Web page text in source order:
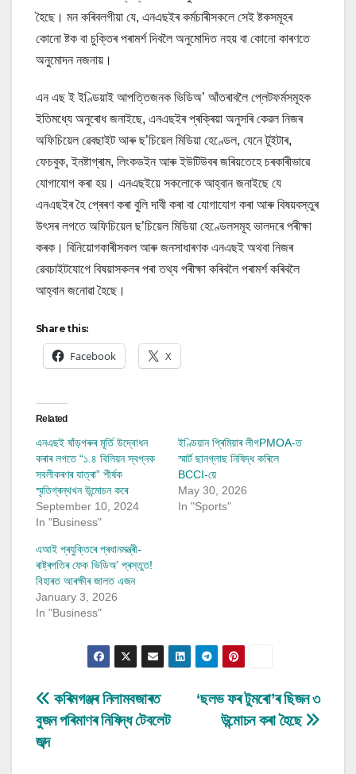
হৈছে। মন কৰিবলগীয়া যে, এনএছইৰ কৰ্মচাৰীসকলে সেই ষ্টকসমূহৰ
কোনো ষ্টক বা চুক্তিৰ পৰামৰ্শ দিবলৈ অনুমোদিত নহয় বা কোনো কাৰণতে
অনুমোদন নজনায়।
এন এছ ই ইণ্ডিয়াই আপত্তিজনক ভিডিঅ’ আঁতৰাবলৈ প্লেটফৰ্মসমূহক
ইতিমধ্যে অনুৰোধ জনাইছে, এনএছইৰ প্ৰক্ৰিয়া অনুসৰি কেৱল নিজৰ
অফিচিয়েল ৱেবছাইট আৰু ছ’চিয়েল মিডিয়া হেণ্ডেল, যেনে টুইটাৰ,
ফেচবুক, ইনষ্টাগ্ৰাম, লিংকডইন আৰু ইউটিউবৰ জৰিয়তেহে চৰকাৰীভাৱে
যোগাযোগ কৰা হয়। এনএছইয়ে সকলোকে আহ্বান জনাইছে যে
এনএছইৰ হৈ প্ৰেৰণ কৰা বুলি দাবী কৰা বা যোগাযোগ কৰা আৰু বিষয়বস্তুৰ
উৎসৰ লগতে অফিচিয়েল ছ’চিয়েল মিডিয়া হেণ্ডেলসমূহ ভালদৰে পৰীক্ষা
কৰক। বিনিয়োগকাৰীসকল আৰু জনসাধাৰণক এনএছই অথবা নিজৰ
ৱেবচাইটযোগে বিষয়াসকলৰ পৰা তথ্য পৰীক্ষা কৰিবলৈ পৰামৰ্শ কৰিবলৈ
আহ্বান জনোৱা হৈছে।
Share this:
Facebook X
Related
এনএছই ষাঁড়গৰুৰ মূৰ্তি উদ্বোধন
কৰাৰ লগতে “১.৪ বিলিয়ন স্বপ্নক
সবলীকৰণৰ যাত্ৰা” শীৰ্ষক
স্মৃতিগ্ৰন্থখন উন্মোচন কৰে
September 10, 2024
In "Business"
ইণ্ডিয়ান প্ৰিমিয়াৰ লীগPMOA-ত
স্মাৰ্ট ছানগ্লাছ নিষিদ্ধ কৰিলে
BCCI-য়ে
May 30, 2026
In "Sports"
এআই প্ৰযুক্তিৰে প্ৰধানমন্ত্ৰী-
ৰাষ্ট্ৰপতিৰ ফেক ভিডিঅ’ প্ৰস্তুত!
বিহাৰত আৰক্ষীৰ জালত এজন
January 3, 2026
In "Business"
Post
navigation
‘ছলভ ফৰ টুমৰো’ৰ ছিজন ৩
উন্মোচন কৰা হৈছে
কৰিমগঞ্জৰ নিলামবজাৰত
বুজন পৰিমাণৰ নিষিদ্ধ টেবলেট
জব্দ